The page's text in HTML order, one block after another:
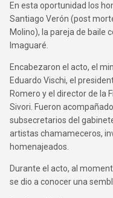
En esta oportunidad los
Santiago Verón (post
Molino), la pareja de baile
Imaguaré.
Encabezaron el acto, el
Eduardo Vischi, el
Romero y el director de la
Sivori. Fueron
subsecretarios del
artistas chamameceros,
homenajeados.
Durante el acto, al
se dio a conocer una